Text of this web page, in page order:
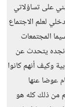
على تساؤلاتي
لعلم الاجتماع
المجتمعات
نجده يتحدث عن
وكيف أنهم كانوا
عوضا عنها
من ذلك كله هو